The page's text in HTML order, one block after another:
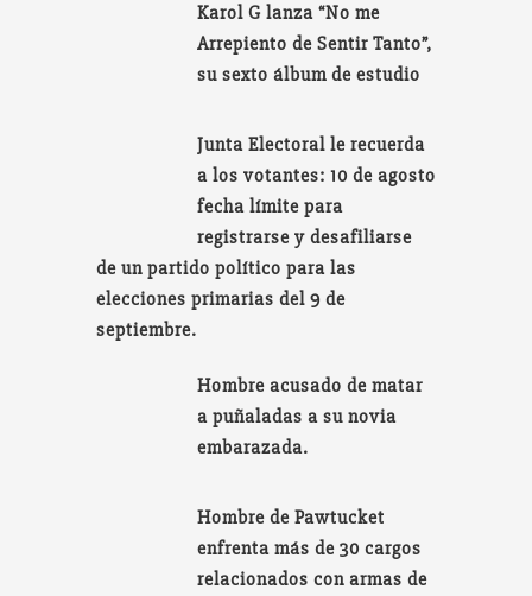
Karol G lanza “No me
Arrepiento de Sentir Tanto”,
su sexto álbum de estudio
Junta Electoral le recuerda
a los votantes: 10 de agosto
fecha límite para
registrarse y desafiliarse
de un partido político para las
elecciones primarias del 9 de
septiembre.
Hombre acusado de matar
a puñaladas a su novia
embarazada.
Hombre de Pawtucket
enfrenta más de 30 cargos
relacionados con armas de